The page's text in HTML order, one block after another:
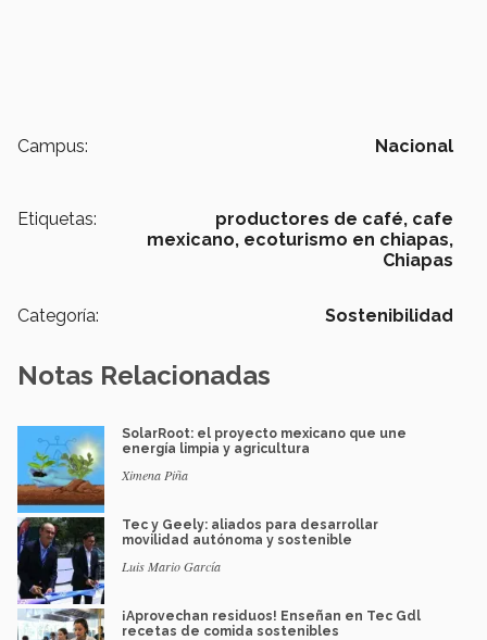
Campus: Nacional
Etiquetas: productores de café, cafe
mexicano, ecoturismo en chiapas,
Chiapas
Categoría: Sostenibilidad
Notas Relacionadas
SolarRoot: el proyecto mexicano que une
energía limpia y agricultura
Ximena Piña
Tec y Geely: aliados para desarrollar
movilidad autónoma y sostenible
Luis Mario García
¡Aprovechan residuos! Enseñan en Tec Gdl
recetas de comida sostenibles